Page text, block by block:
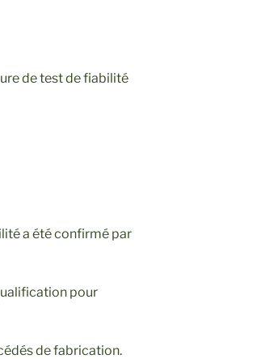
de test de fiabilité
a été confirmé par
pour
de fabrication.